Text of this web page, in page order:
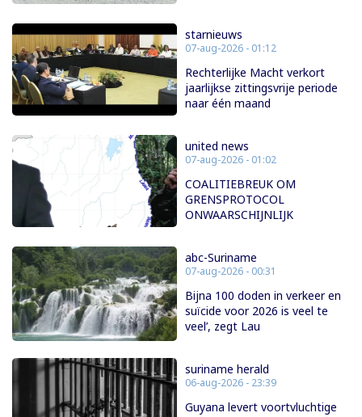
starnieuws
07-aug-2026 - 01:12
Rechterlijke Macht verkort
jaarlijkse zittingsvrije periode
naar één maand
united news
07-aug-2026 - 01:02
COALITIEBREUK OM
GRENSPROTOCOL
ONWAARSCHIJNLIJK
abc-Suriname
07-aug-2026 - 00:31
Bijna 100 doden in verkeer en
suïcide voor 2026 is veel te
veel’, zegt Lau
suriname herald
06-aug-2026 - 23:39
Guyana levert voortvluchtige